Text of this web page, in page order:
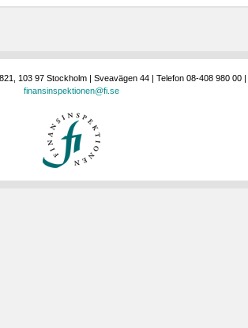
103 97 Stockholm | Sveavägen 44 | Telefon 08-408 980 00 |
finansinspektionen@fi.se